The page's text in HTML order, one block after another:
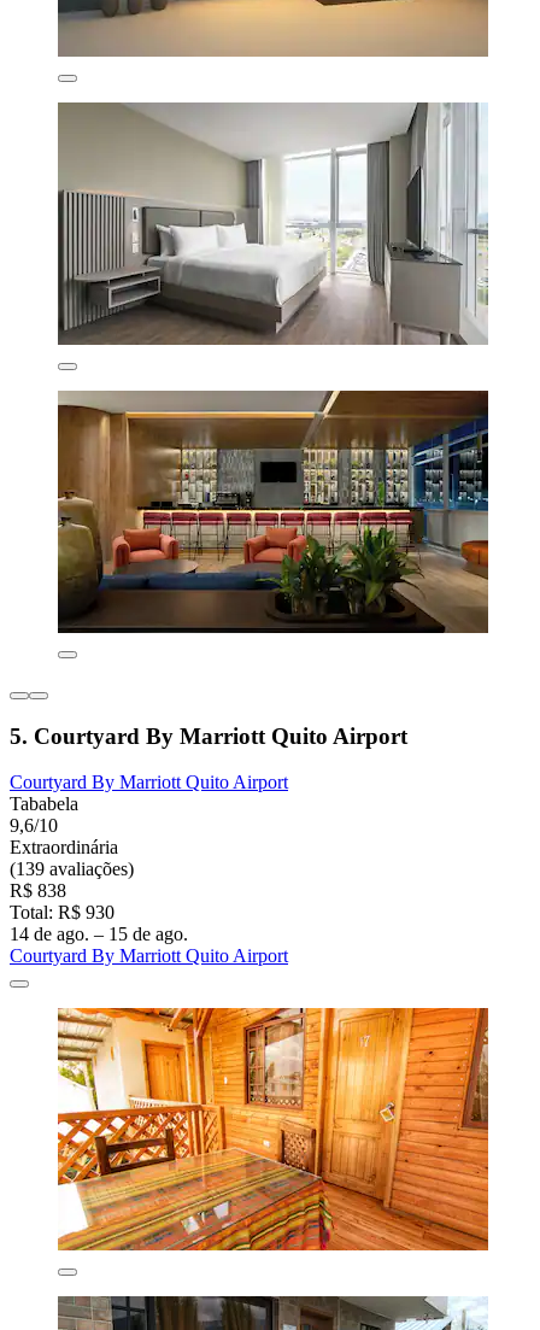
5. Courtyard By Marriott Quito Airport
Courtyard By Marriott Quito Airport
Tababela
9,6/10
Extraordinária
(139 avaliações)
R$ 838
Total: R$ 930
14 de ago. – 15 de ago.
Courtyard By Marriott Quito Airport